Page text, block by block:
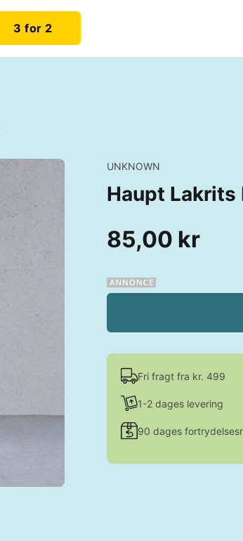
3 for 2
UNKNOWN
Haupt Lakrits
85,00 kr
Fri fragt fra kr. 499
1-2 dages levering
90 dages